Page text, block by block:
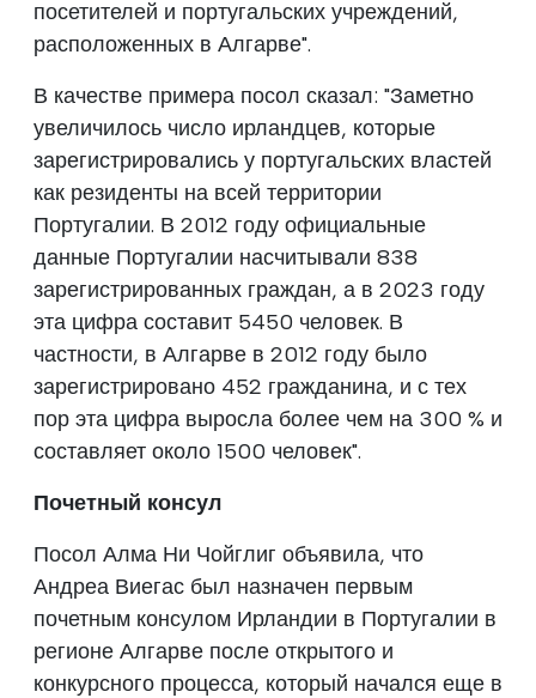
посетителей и португальских учреждений,
расположенных в Алгарве".
В качестве примера посол сказал: "Заметно
увеличилось число ирландцев, которые
зарегистрировались у португальских властей
как резиденты на всей территории
Португалии. В 2012 году официальные
данные Португалии насчитывали 838
зарегистрированных граждан, а в 2023 году
эта цифра составит 5450 человек. В
частности, в Алгарве в 2012 году было
зарегистрировано 452 гражданина, и с тех
пор эта цифра выросла более чем на 300 % и
составляет около 1500 человек".
Почетный консул
Посол Алма Ни Чойглиг объявила, что
Андреа Виегас был назначен первым
почетным консулом Ирландии в Португалии в
регионе Алгарве после открытого и
конкурсного процесса, который начался еще в